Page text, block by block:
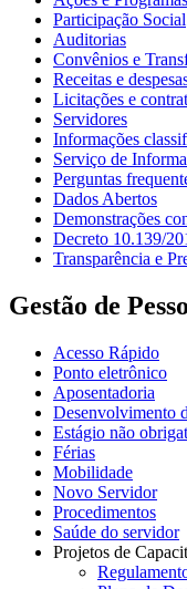
Participação Social
Auditorias
Convênios e
Receitas e
Licitações e
Servidores
Informações
Serviço de
Perguntas
Dados Abertos
Demonstrações
Decreto 10.139/
Transparência e
Gestão de
Acesso Rápido
Ponto eletrônico
Aposentadoria
Desenvolvimento
Estágio não
Férias
Mobilidade
Novo Servidor
Procedimentos
Saúde do servidor
Projetos de